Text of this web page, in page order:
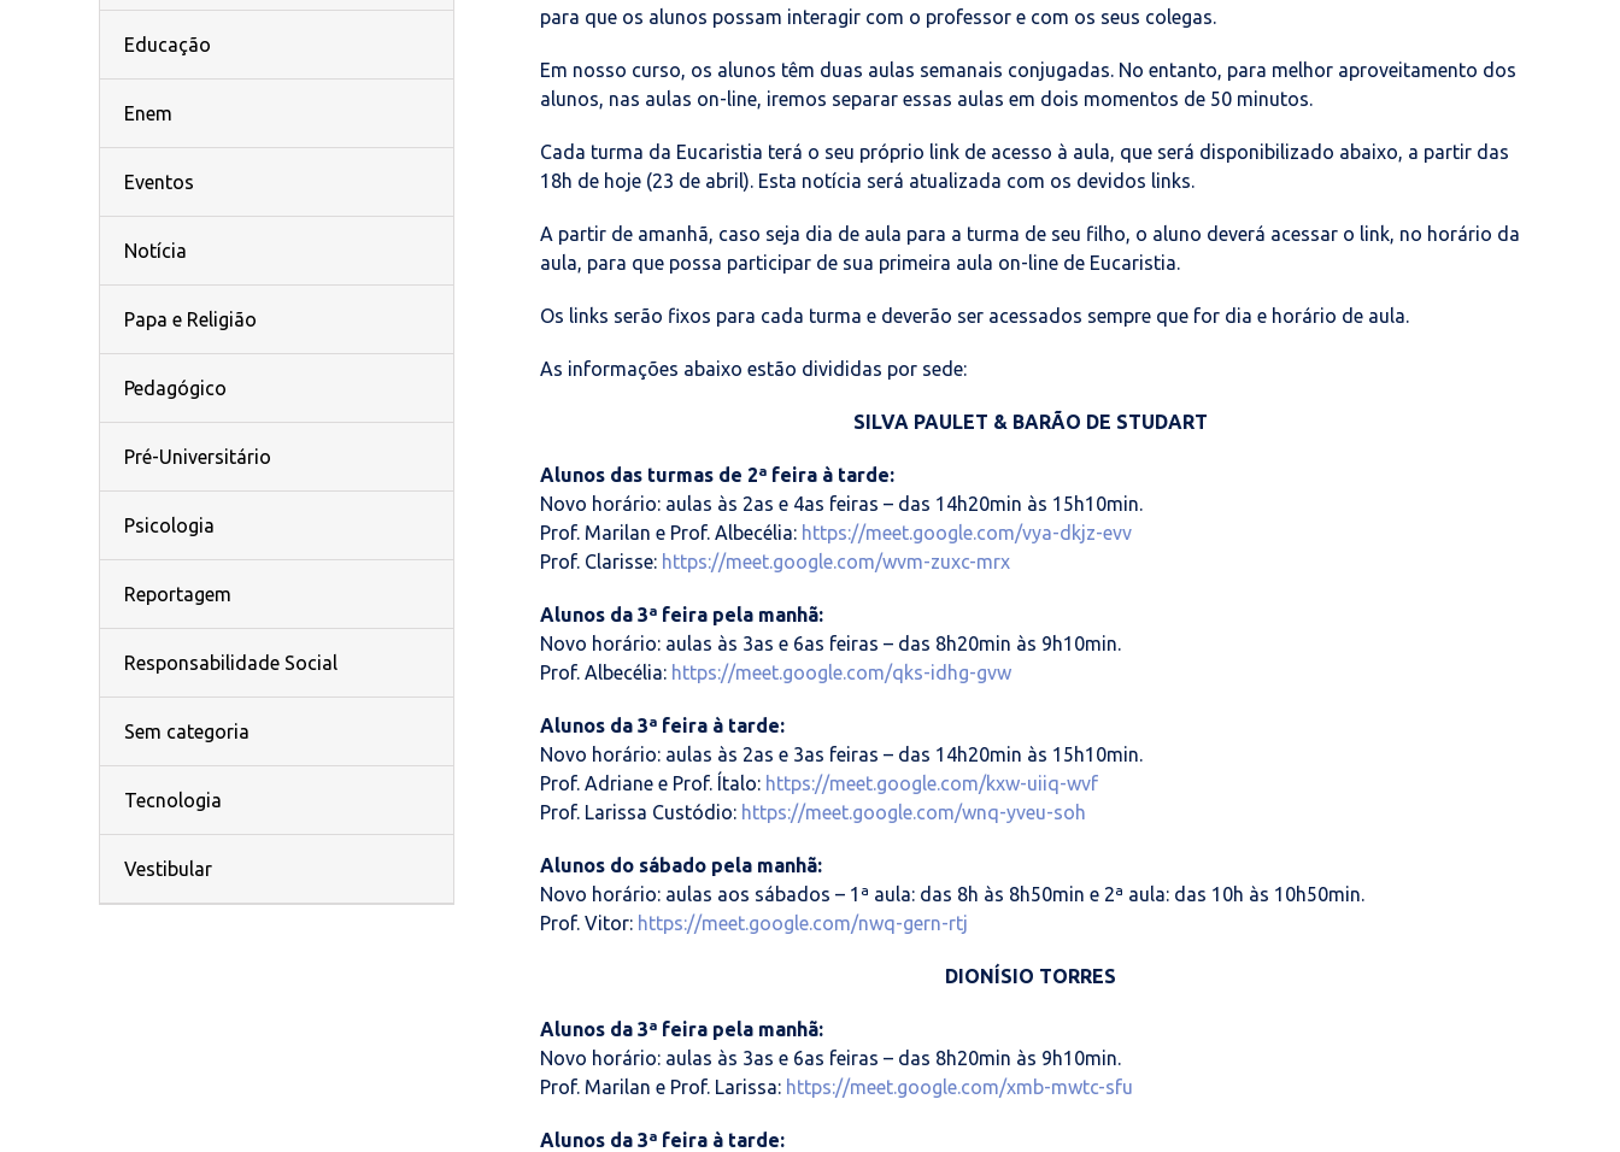
Educação
Enem
Eventos
Notícia
Papa e Religião
Pedagógico
Pré-Universitário
Psicologia
Reportagem
Responsabilidade Social
Sem categoria
Tecnologia
Vestibular
para que os alunos possam interagir com o professor e com os seus colegas.
Em nosso curso, os alunos têm duas aulas semanais conjugadas. No entanto, para melhor aproveitamento dos
alunos, nas aulas on-line, iremos separar essas aulas em dois momentos de 50 minutos.
Cada turma da Eucaristia terá o seu próprio link de acesso à aula, que será disponibilizado abaixo, a partir das
18h de hoje (23 de abril). Esta notícia será atualizada com os devidos links.
A partir de amanhã, caso seja dia de aula para a turma de seu filho, o aluno deverá acessar o link, no horário da
aula, para que possa participar de sua primeira aula on-line de Eucaristia.
Os links serão fixos para cada turma e deverão ser acessados sempre que for dia e horário de aula.
As informações abaixo estão divididas por sede:
SILVA PAULET & BARÃO DE STUDART
Alunos das turmas de 2ª feira à tarde:
Novo horário: aulas às 2as e 4as feiras – das 14h20min às 15h10min.
Prof. Marilan e Prof. Albecélia: https://meet.google.com/vya-dkjz-evv
Prof. Clarisse: https://meet.google.com/wvm-zuxc-mrx
Alunos da 3ª feira pela manhã:
Novo horário: aulas às 3as e 6as feiras – das 8h20min às 9h10min.
Prof. Albecélia: https://meet.google.com/qks-idhg-gvw
Alunos da 3ª feira à tarde:
Novo horário: aulas às 2as e 3as feiras – das 14h20min às 15h10min.
Prof. Adriane e Prof. Ítalo: https://meet.google.com/kxw-uiiq-wvf
Prof. Larissa Custódio: https://meet.google.com/wnq-yveu-soh
Alunos do sábado pela manhã:
Novo horário: aulas aos sábados – 1ª aula: das 8h às 8h50min e 2ª aula: das 10h às 10h50min.
Prof. Vitor: https://meet.google.com/nwq-gern-rtj
DIONÍSIO TORRES
Alunos da 3ª feira pela manhã:
Novo horário: aulas às 3as e 6as feiras – das 8h20min às 9h10min.
Prof. Marilan e Prof. Larissa: https://meet.google.com/xmb-mwtc-sfu
Alunos da 3ª feira à tarde: